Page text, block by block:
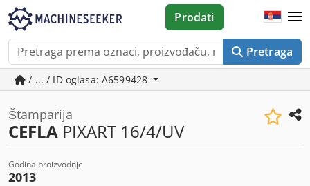
Pretraga
Prodati
/ ... / ID oglasa: A6599428
Štamparija
CEFLA PIXART 16/4/UV
Godina proizvodnje
2013